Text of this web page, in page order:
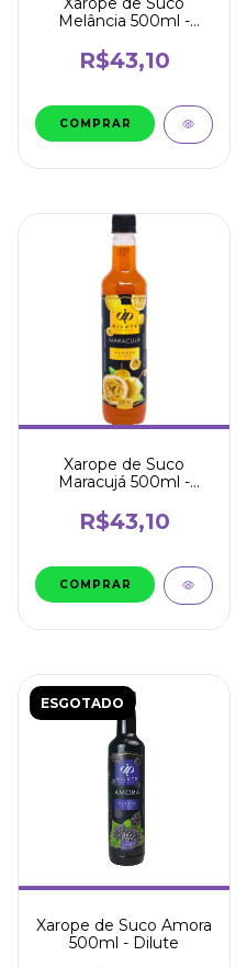
Melância 500ml -
R$43,10
Xarope de Suco
Maracujá 500ml -
R$43,10
ESGOTADO
Xarope de Suco Amora
500ml - Dilute